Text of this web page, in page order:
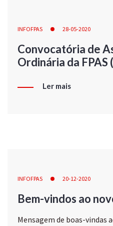
INFOFPAS 28-05-2020
Convocatória de
Ordinária da
Ler mais
INFOFPAS 20-12-2020
Bem-vindos ao
Mensagem de boas-vindas